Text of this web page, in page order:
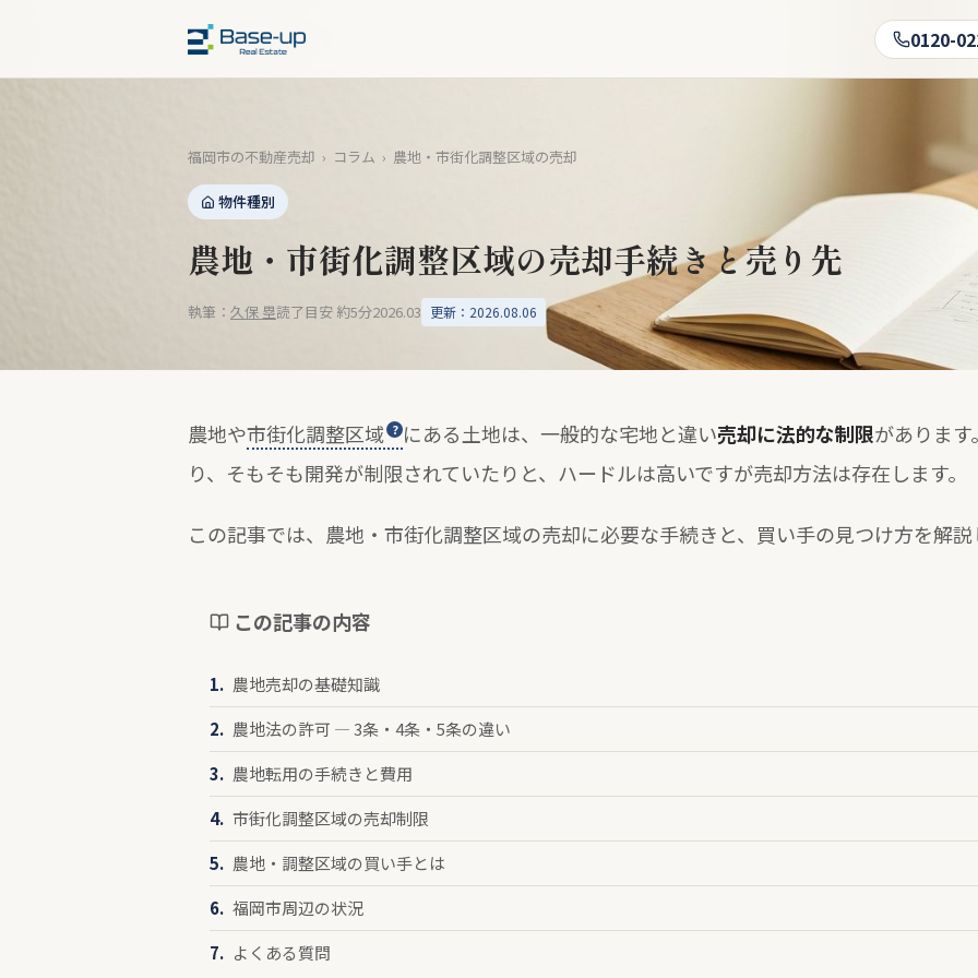
0120-
福岡市の不動産売却 › コラム › 農地・市街化調整区域の売却
物件種別
農地・市街化調整区域の売却手続きと売り先
執筆： 久保 塁読了目安 約5分2026.03 更新：2026.08.06
農地や市街化調整区域 にある土地は、一般的な宅地と違い売却に法的な制限がありま
り、そもそも開発が制限されていたりと、ハードルは高いですが売却方法は存在します。
この記事では、農地・市街化調整区域の売却に必要な手続きと、買い手の見つけ方を解説
この記事の内容
農地売却の基礎知識
農地法の許可 — 3条・4条・5条の違い
農地転用の手続きと費用
市街化調整区域の売却制限
農地・調整区域の買い手とは
福岡市周辺の状況
よくある質問